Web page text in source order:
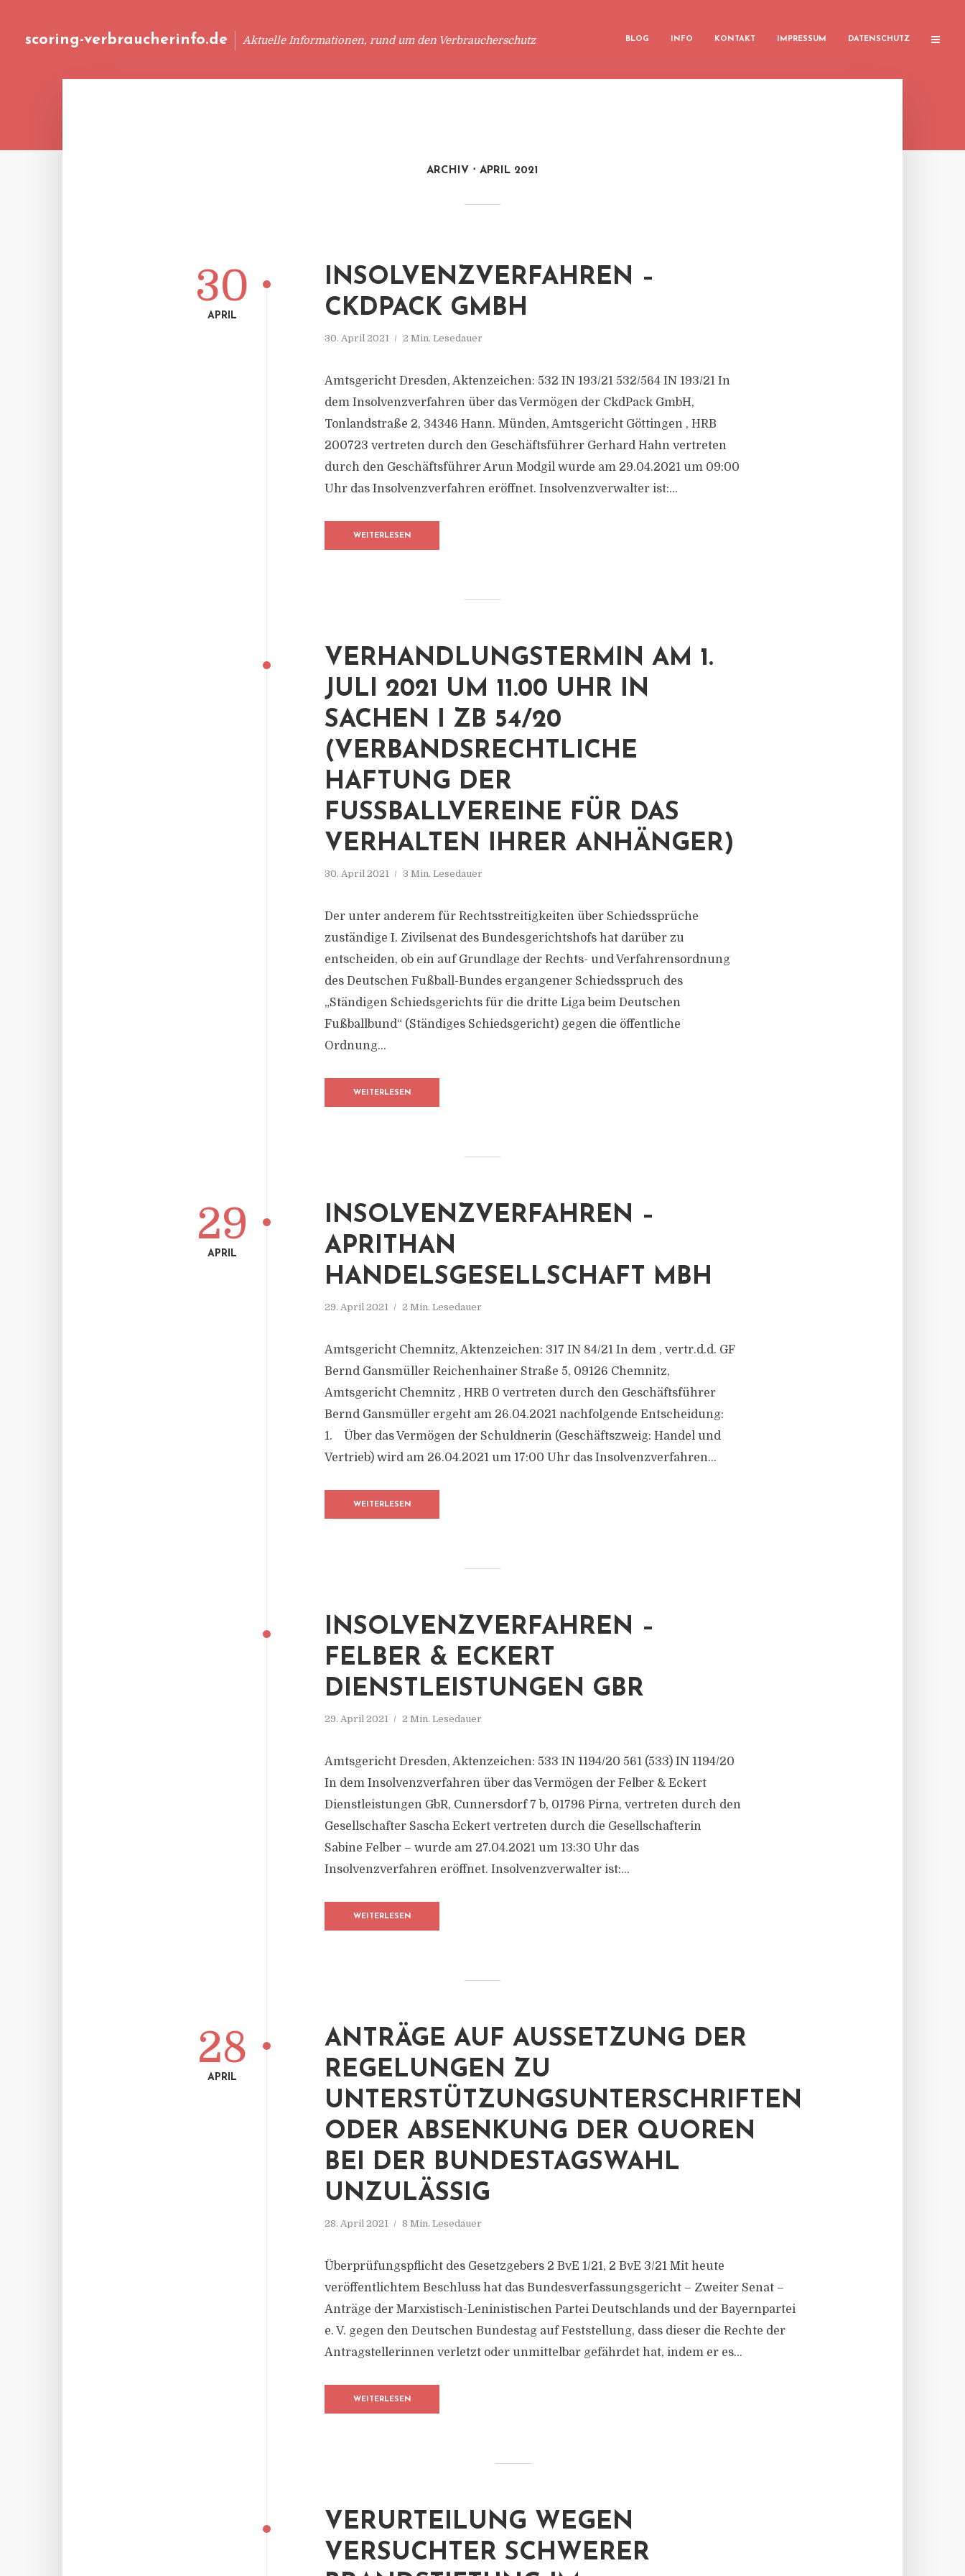
scoring-verbraucherinfo.de Aktuelle Informationen, rund um den Verbraucherschutz BLOG INFO KONTAKT IMPRESSUM DATENSCHUTZ
ARCHIV APRIL 2021
INSOLVENZVERFAHREN –
CKDPACK GMBH
30. April 2021 2 Min. Lesedauer
30
APRIL
Amtsgericht Dresden, Aktenzeichen: 532 IN 193/21 532/564 IN 193/21 In
dem Insolvenzverfahren über das Vermögen der CkdPack GmbH,
Tonlandstraße 2, 34346 Hann. Münden, Amtsgericht Göttingen , HRB
200723 vertreten durch den Geschäftsführer Gerhard Hahn vertreten
durch den Geschäftsführer Arun Modgil wurde am 29.04.2021 um 09:00
Uhr das Insolvenzverfahren eröffnet. Insolvenzverwalter ist:...
WEITERLESEN
VERHANDLUNGSTERMIN AM 1.
JULI 2021 UM 11.00 UHR IN
SACHEN I ZB 54/20
(VERBANDSRECHTLICHE
HAFTUNG DER
FUSSBALLVEREINE FÜR DAS V
ERHALTEN IHRER ANHÄNGER)
30. April 2021 3 Min. Lesedauer
Der unter anderem für Rechtsstreitigkeiten über Schiedssprüche
zuständige I. Zivilsenat des Bundesgerichtshofs hat darüber zu
entscheiden, ob ein auf Grundlage der Rechts- und Verfahrensordnung
des Deutschen Fußball-Bundes ergangener Schiedsspruch des
„Ständigen Schiedsgerichts für die dritte Liga beim Deutschen
Fußballbund“ (Ständiges Schiedsgericht) gegen die öffentliche
Ordnung...
WEITERLESEN
INSOLVENZVERFAHREN –
APRITHAN
HANDELSGESELLSCHAFT MBH
29. April 2021 2 Min. Lesedauer
29
APRIL
Amtsgericht Chemnitz, Aktenzeichen: 317 IN 84/21 In dem , vertr.d.d. GF
Bernd Gansmüller Reichenhainer Straße 5, 09126 Chemnitz,
Amtsgericht Chemnitz , HRB 0 vertreten durch den Geschäftsführer
Bernd Gansmüller ergeht am 26.04.2021 nachfolgende Entscheidung:
1. Über das Vermögen der Schuldnerin (Geschäftszweig: Handel und
Vertrieb) wird am 26.04.2021 um 17:00 Uhr das Insolvenzverfahren...
WEITERLESEN
INSOLVENZVERFAHREN –
FELBER & ECKERT
DIENSTLEISTUNGEN GBR
29. April 2021 2 Min. Lesedauer
Amtsgericht Dresden, Aktenzeichen: 533 IN 1194/20 561 (533) IN 1194/20
In dem Insolvenzverfahren über das Vermögen der Felber & Eckert
Dienstleistungen GbR, Cunnersdorf 7 b, 01796 Pirna, vertreten durch den
Gesellschafter Sascha Eckert vertreten durch die Gesellschafterin
Sabine Felber – wurde am 27.04.2021 um 13:30 Uhr das
Insolvenzverfahren eröffnet. Insolvenzverwalter ist:...
WEITERLESEN
ANTRÄGE AUF AUSSETZUNG DER
REGELUNGEN ZU
UNTERSTÜTZUNGSUNTERSCHRIFTEN
ODER ABSENKUNG DER QUOREN
BEI DER BUNDESTAGSWAHL
UNZULÄSSIG
28. April 2021 8 Min. Lesedauer
28
APRIL
Überprüfungspflicht des Gesetzgebers 2 BvE 1/21, 2 BvE 3/21 Mit heute
veröffentlichtem Beschluss hat das Bundesverfassungsgericht – Zweiter Senat –
Anträge der Marxistisch-Leninistischen Partei Deutschlands und der Bayernpartei
e. V. gegen den Deutschen Bundestag auf Feststellung, dass dieser die Rechte der
Antragstellerinnen verletzt oder unmittelbar gefährdet hat, indem er es...
WEITERLESEN
VERURTEILUNG WEGEN
VERSUCHTER SCHWERER